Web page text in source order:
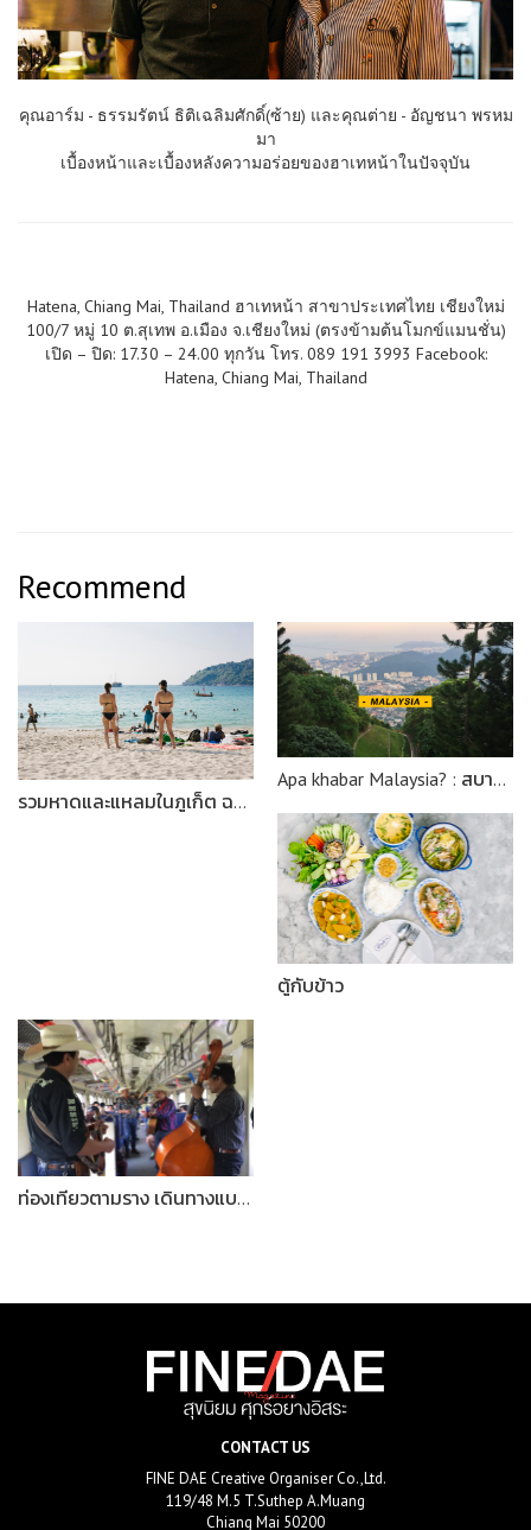
คุณอาร์ม - ธรรมรัตน์ ธิติเฉลิมศักดิ์(ซ้าย) และคุณต่าย - อัญชนา พรหม
มา
เบื้องหน้าและเบื้องหลังความอร่อยของฮาเทหน้าในปัจจุบัน
Hatena, Chiang Mai, Thailand ฮาเทหน้า สาขาประเทศไทย เชียงใหม่
100/7 หมู่ 10 ต.สุเทพ อ.เมือง จ.เชียงใหม่ (ตรงข้ามต้นโมกข์แมนชั่น)
เปิด – ปิด: 17.30 – 24.00 ทุกวัน โทร. 089 191 3993 Facebook:
Hatena, Chiang Mai, Thailand
Recommend
รวมหาดและแหลมในภูเก็ต ฉบับไม่สนใจระดับความแมส!
Apa khabar Malaysia? : สบายดีนะมาเลเซีย
ตู้กับข้าว
ท่องเที่ยวตามราง เดินทางแบบสโลว์ไลฟ์
CONTACT US
FINE DAE Creative Organiser Co.,Ltd.
119/48 M.5 T.Suthep A.Muang
Chiang Mai 50200